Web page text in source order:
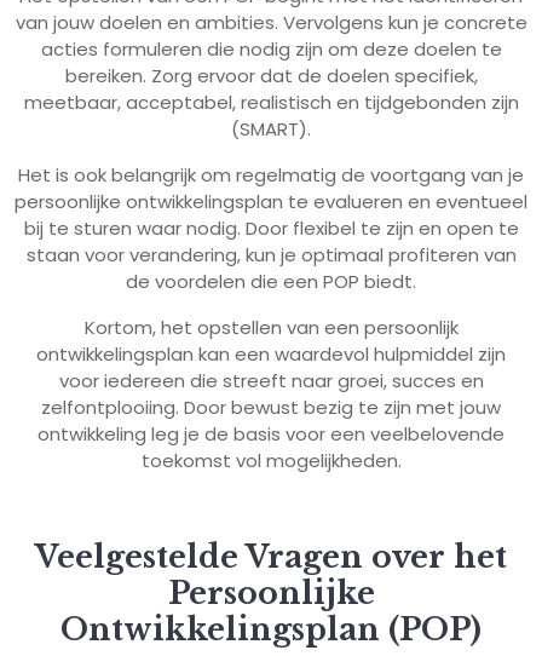
van jouw doelen en ambities. Vervolgens kun je concrete
acties formuleren die nodig zijn om deze doelen te
bereiken. Zorg ervoor dat de doelen specifiek,
meetbaar, acceptabel, realistisch en tijdgebonden zijn
(SMART).
Het is ook belangrijk om regelmatig de voortgang van je
persoonlijke ontwikkelingsplan te evalueren en eventueel
bij te sturen waar nodig. Door flexibel te zijn en open te
staan voor verandering, kun je optimaal profiteren van
de voordelen die een POP biedt.
Kortom, het opstellen van een persoonlijk
ontwikkelingsplan kan een waardevol hulpmiddel zijn
voor iedereen die streeft naar groei, succes en
zelfontplooiing. Door bewust bezig te zijn met jouw
ontwikkeling leg je de basis voor een veelbelovende
toekomst vol mogelijkheden.
Veelgestelde Vragen over het
Persoonlijke
Ontwikkelingsplan (POP)